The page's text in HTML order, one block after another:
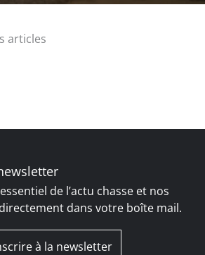
articles
de l’actu chasse et nos
dans votre boîte mail.
à la newsletter